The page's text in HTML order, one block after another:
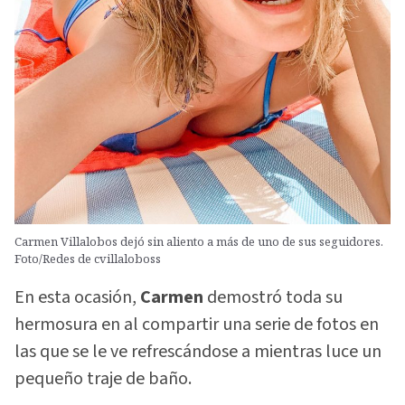
Carmen Villalobos dejó sin aliento a más de uno de sus seguidores.
Foto/Redes de cvillaloboss
En esta ocasión, Carmen demostró toda su
hermosura en al compartir una serie de fotos en
las que se le ve refrescándose a mientras luce un
pequeño traje de baño.